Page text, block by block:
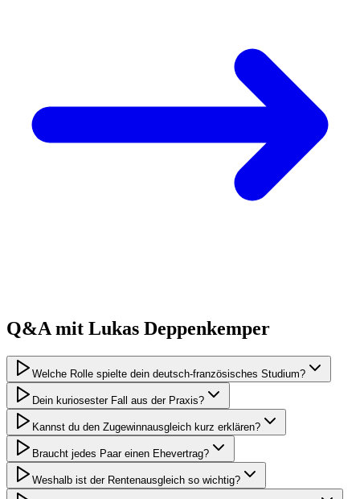
Q&A mit Lukas Deppenkemper
Welche Rolle spielte dein deutsch-französisches Studium?
Dein kuriosester Fall aus der Praxis?
Kannst du den Zugewinnausgleich kurz erklären?
Braucht jedes Paar einen Ehevertrag?
Weshalb ist der Rentenausgleich so wichtig?